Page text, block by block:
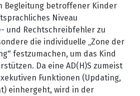
Begleitung betroffener Kinder
Niveau
und Rechtschreibfehler zu
die individuelle „Zone der
festzumachen, um das Kind
Da eine AD(H)S zumeist
Funktionen (Updating,
einhergeht, wird in der